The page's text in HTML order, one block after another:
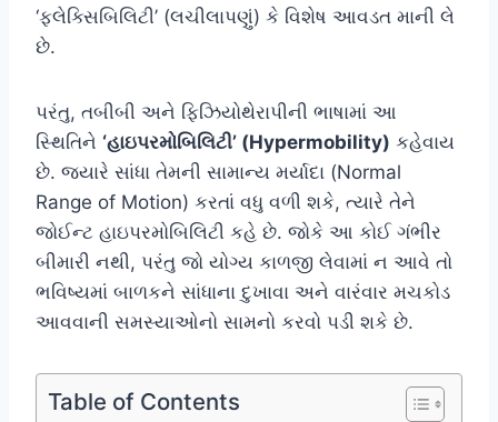
‘ફ્લેક્સિબિલિટી’ (લચીલાપણું) કે વિશેષ આવડત માની લે
છે.
પરંતુ, તબીબી અને ફિઝિયોથેરાપીની ભાષામાં આ
સ્થિતિને ‘હાઇપરમોબિલિટી’ (Hypermobility) કહેવાય
છે. જ્યારે સાંધા તેમની સામાન્ય મર્યાદા (Normal
Range of Motion) કરતાં વધુ વળી શકે, ત્યારે તેને
જોઈન્ટ હાઇપરમોબિલિટી કહે છે. જોકે આ કોઈ ગંભીર
બીમારી નથી, પરંતુ જો યોગ્ય કાળજી લેવામાં ન આવે તો
ભવિષ્યમાં બાળકને સાંધાના દુખાવા અને વારંવાર મચકોડ
આવવાની સમસ્યાઓનો સામનો કરવો પડી શકે છે.
Table of Contents